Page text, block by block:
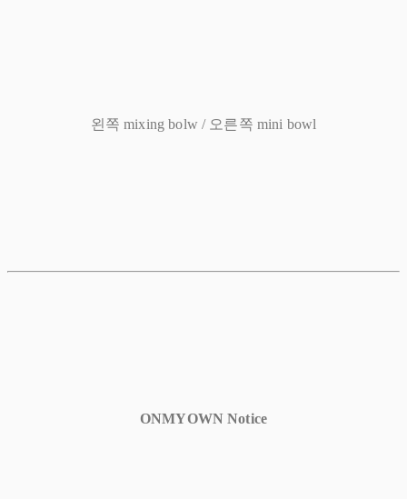
왼쪽 mixing bolw / 오른쪽 mini bowl
ONMYOWN Notice